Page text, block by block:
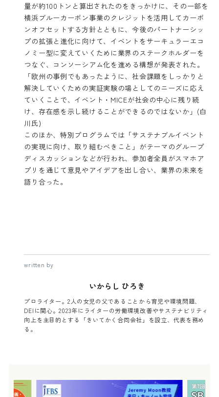
量が約100トンと算出されたのをきっかけに、その一部を
横浜ブルーカーボン事業のクレジットを活用してカーボ
ンオフセットする方針とともに、今後のパートナーシッ
プの拡張と進化に向けて、イベントをサーキュラーエコ
ノミー型に変えていくために業界のステークホルダーを
つなぐ、コンソーシアム化を進める構想が発表された。
「欧州の事例でもあったように、社会課題をしっかりと
解決していくための実証実験の場としてのニーズに応え
ていくことで、イベント・MICEが社会の中心に残り続
け、存在感を示し続けることができるのではないか」(白
川氏)
このほか、特別プログラムでは「サステナブルイベント
の実現に向け、取り組むべきこと」がテーマのグループ
ディスカッションなどが行われ、参加者全員がスマホア
プリを通じて意見やアイデアを出し合い、業界の未来を
語り合った。
written by
いからし ひろき
プロライター。2人の女児の父であることから育児や環境問題、
DEIに関心。2023年にライターの労働環境改善やサステナビリティ
向上を主目的とする「きいてかく合同会社」を設立、代表を務め
る。